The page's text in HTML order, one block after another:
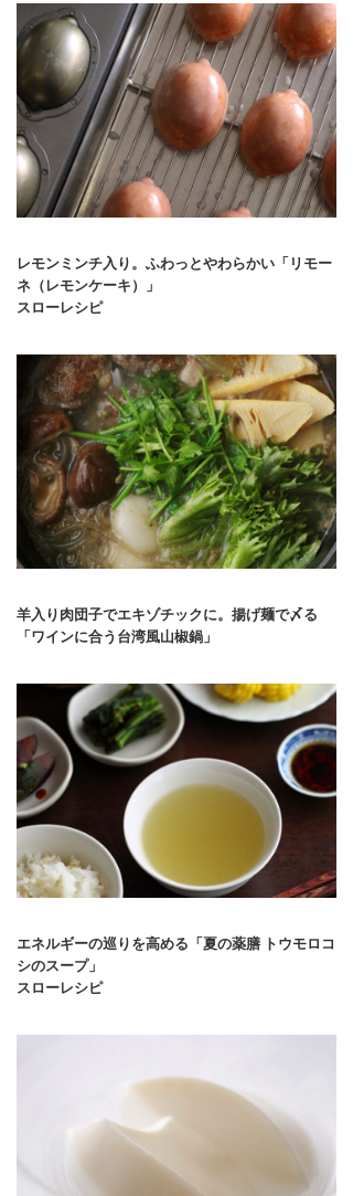
レモンミンチ入り。ふわっとやわらかい「リモー
ネ（レモンケーキ）」
スローレシピ
羊入り肉団子でエキゾチックに。揚げ麺で〆る
「ワインに合う台湾風山椒鍋」
エネルギーの巡りを高める「夏の薬膳 トウモロコ
シのスープ」
スローレシピ